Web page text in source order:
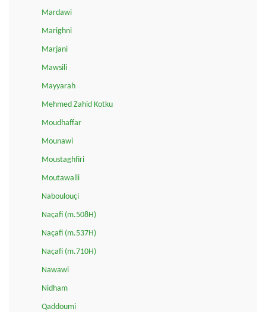
Mardawi
Marighni
Marjani
Mawsili
Mayyarah
Mehmed Zahid Kotku
Moudhaffar
Mounawi
Moustaghfiri
Moutawalli
Naboulouçi
Naçafi (m.508H)
Naçafi (m.537H)
Naçafi (m.710H)
Nawawi
Nidham
Qaddoumi